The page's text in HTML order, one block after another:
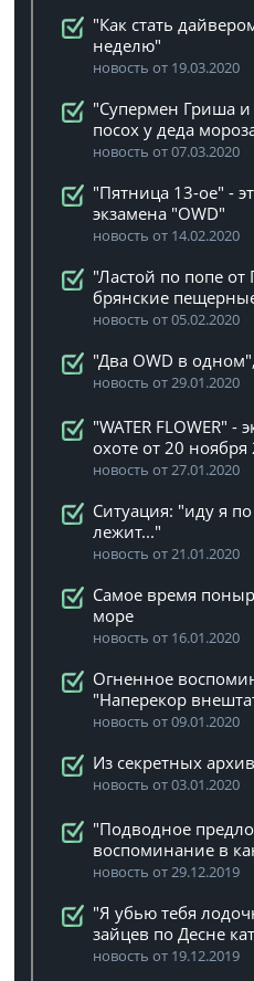
"Как стать
неделю"
новость от 19.03.2020
"Супермен Гриша и
посох у деда
новость от 07.03.2020
"Пятница 13-ое" -
экзамена "OWD"
новость от 14.02.2020
"Ластой по попе
брянские
новость от 05.02.2020
"Два OWD в
новость от 29.01.2020
"WATER FLOWER"
охоте от 20 ноября
новость от 27.01.2020
Ситуация: "иду я
лежит..."
новость от 21.01.2020
Самое время
море
новость от 16.01.2020
Огненное
"Наперекор
новость от 09.01.2020
Из секретных
новость от 03.01.2020
"Подводное
воспоминание в
новость от 29.12.2019
"Я убью тебя
зайцев по Десне
новость от 19.12.2019